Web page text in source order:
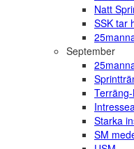
Natt
SSK tar
September
Starka
SM